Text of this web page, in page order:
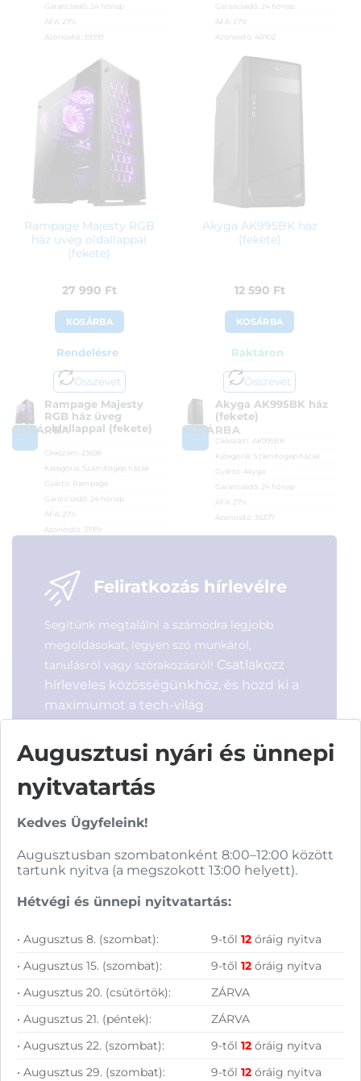
Garanciaidő:
24 hónap
ÁFA:
27%
Azonosító:
39393
Garanciaidő:
24 hónap
ÁFA:
27%
Azonosító: 40102
11 590
Rampage Majesty RGB
ház üveg oldallappal
(fekete)
27 990 Ft
KOSÁRBA
Rendelésre
Összevet
KOSÁRBA
Rampage Majesty
RGB ház üveg
oldallappal (fekete)
Cikkszám:
23696
Kategória: Számítógép házak
Gyártó: Rampage
Garanciaidő:
24 hónap
ÁFA:
27%
Azonosító:
31919
Akyga AK995BK ház
(fekete)
12 590 Ft
KOSÁRBA
Raktáron
Összevet
KOSÁRBA
Akyga AK995BK ház
(fekete)
Cikkszám: AK995BK
Kategória: Számítógép házak
Gyártó: Akyga
Garanciaidő:
24 hónap
ÁFA:
27%
Azonosító:
36377
Feliratkozás hírlevélre
Segítünk megtalálni a számodra legjobb
megoldásokat, legyen szó munkáról,
tanulásról vagy szórakozásról! Csatlakozz
hírleveles közösségünkhöz, és hozd ki a
maximumot a tech-világ
lehetőségeiből!
Hírlevelünkről bármikor leiratkozhatsz.
Elfogadom az
ÁSZF-ben található
adatkezelési tájékoztatót.
FELIRATKOZOM
Augusztusi nyári és ünnepi
nyitvatartás
Kedves Ügyfeleink!
Augusztusban szombatonként 8:00–12:00 között
tartunk nyitva (a megszokott 13:00 helyett).
Hétvégi és ünnepi nyitvatartás:
• Augusztus 8. (szombat): 9-től12 óráig nyitva
• Augusztus 15. (szombat):
9-től12 óráig nyitva
• Augusztus 20. (csütörtök):
ZÁRVA
• Augusztus 21. (péntek):
ZÁRVA
• Augusztus 22. (szombat):
9-től12 óráig nyitva
• Augusztus 29. (szombat):
9-től12 óráig nyitva